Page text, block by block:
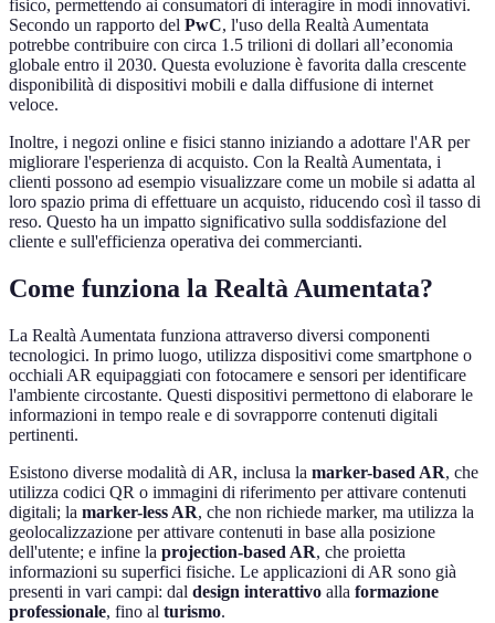
fisico, permettendo ai consumatori di interagire in modi innovativi.
Secondo un rapporto del PwC, l'uso della Realtà Aumentata
potrebbe contribuire con circa 1.5 trilioni di dollari all’economia
globale entro il 2030. Questa evoluzione è favorita dalla crescente
disponibilità di dispositivi mobili e dalla diffusione di internet
veloce.
Inoltre, i negozi online e fisici stanno iniziando a adottare l'AR per
migliorare l'esperienza di acquisto. Con la Realtà Aumentata, i
clienti possono ad esempio visualizzare come un mobile si adatta al
loro spazio prima di effettuare un acquisto, riducendo così il tasso di
reso. Questo ha un impatto significativo sulla soddisfazione del
cliente e sull'efficienza operativa dei commercianti.
Come funziona la Realtà Aumentata?
La Realtà Aumentata funziona attraverso diversi componenti
tecnologici. In primo luogo, utilizza dispositivi come smartphone o
occhiali AR equipaggiati con fotocamere e sensori per identificare
l'ambiente circostante. Questi dispositivi permettono di elaborare le
informazioni in tempo reale e di sovrapporre contenuti digitali
pertinenti.
Esistono diverse modalità di AR, inclusa la marker-based AR, che
utilizza codici QR o immagini di riferimento per attivare contenuti
digitali; la marker-less AR, che non richiede marker, ma utilizza la
geolocalizzazione per attivare contenuti in base alla posizione
dell'utente; e infine la projection-based AR, che proietta
informazioni su superfici fisiche. Le applicazioni di AR sono già
presenti in vari campi: dal design interattivo alla formazione
professionale, fino al turismo.